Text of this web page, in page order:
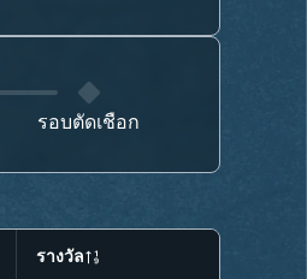
รอบตัดเชือก
รางวัล